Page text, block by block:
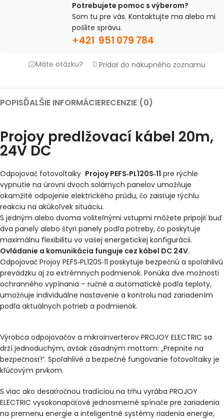
Potrebujete pomoc s výberom?
Som tu pre vás. Kontaktujte ma alebo mi
pošlite správu.
+421 951 079 784
Máte otázku? Pridať do nákupného zoznamu
POPISĎALŠIE INFORMÁCIERECENZIE (0)
Projoy predlžovací kábel 20m,
24V DC
Odpojovač fotovoltaiky Projoy PEFS‐PL120S‐11 pre rýchle
vypnutie na úrovni dvoch solárnych panelov umožňuje
okamžité odpojenie elektrického prúdu, čo zaisťuje rýchlu
reakciu na akúkoľvek situáciu.
S jedným alebo dvoma voliteľnými vstupmi môžete pripojiť buď
dva panely alebo štyri panely podľa potreby, čo poskytuje
maximálnu flexibilitu vo vašej energetickej konfigurácii.
Ovládanie a komunikácia funguje cez kábel DC 24V.
Odpojovač Projoy PEFS‐PL120S‐11 poskytuje bezpečnú a spoľahlivú
prevádzku aj za extrémnych podmienok. Ponúka dve možnosti
ochranného vypínania – ručné a automatické podľa teploty,
umožňuje individuálne nastavenie a kontrolu nad zariadením
podľa aktuálnych potrieb a podmienok.
Výrobca odpojovačov a mikroinverterov PROJOY ELECTRIC sa
drží jednoduchým, avšak zásadným mottom: „Prepnite na
bezpečnosť!“. Spoľahlivé a bezpečné fungovanie fotovoltaiky je
kľúčovým prvkom.
S viac ako desaťročnou tradíciou na trhu vyrába PROJOY
ELECTRIC vysokonapäťové jednosmerné spínače pre zariadenia
na premenu energie a inteligentné systémy riadenia energie,